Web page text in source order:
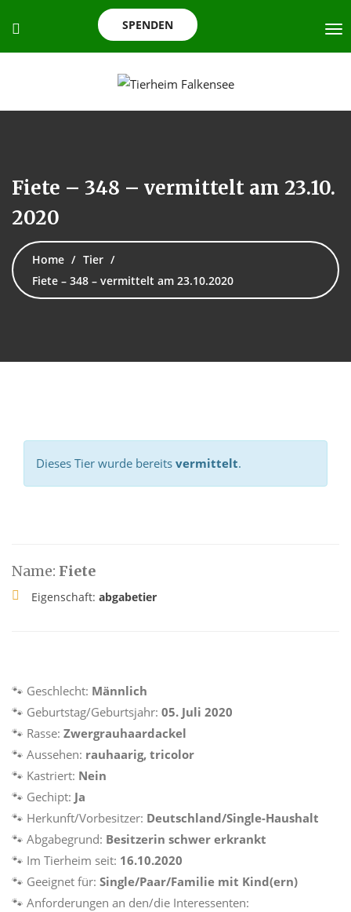
SPENDEN
Fiete – 348 – vermittelt am 23.10.
2020
Home
Tier
Fiete – 348 – vermittelt am 23.10.2020
Dieses Tier wurde bereits vermittelt.
Name: Fiete
Eigenschaft: abgabetier
🐾 Geschlecht: Männlich
🐾 Geburtstag/Geburtsjahr: 05. Juli 2020
🐾 Rasse: Zwergrauhaardackel
🐾 Aussehen: rauhaarig, tricolor
🐾 Kastriert: Nein
🐾 Gechipt: Ja
🐾 Herkunft/Vorbesitzer: Deutschland/Single-Haushalt
🐾 Abgabegrund: Besitzerin schwer erkrankt
🐾 Im Tierheim seit: 16.10.2020
🐾 Geeignet für: Single/Paar/Familie mit Kind(ern)
🐾 Anforderungen an den/die Interessenten: